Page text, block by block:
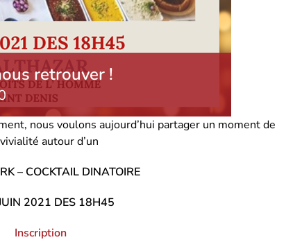
retrouver !
nous voulons aujourd’hui partager un moment de
autour d’un
– COCKTAIL DINATOIRE
2021 DES 18H45
Inscription